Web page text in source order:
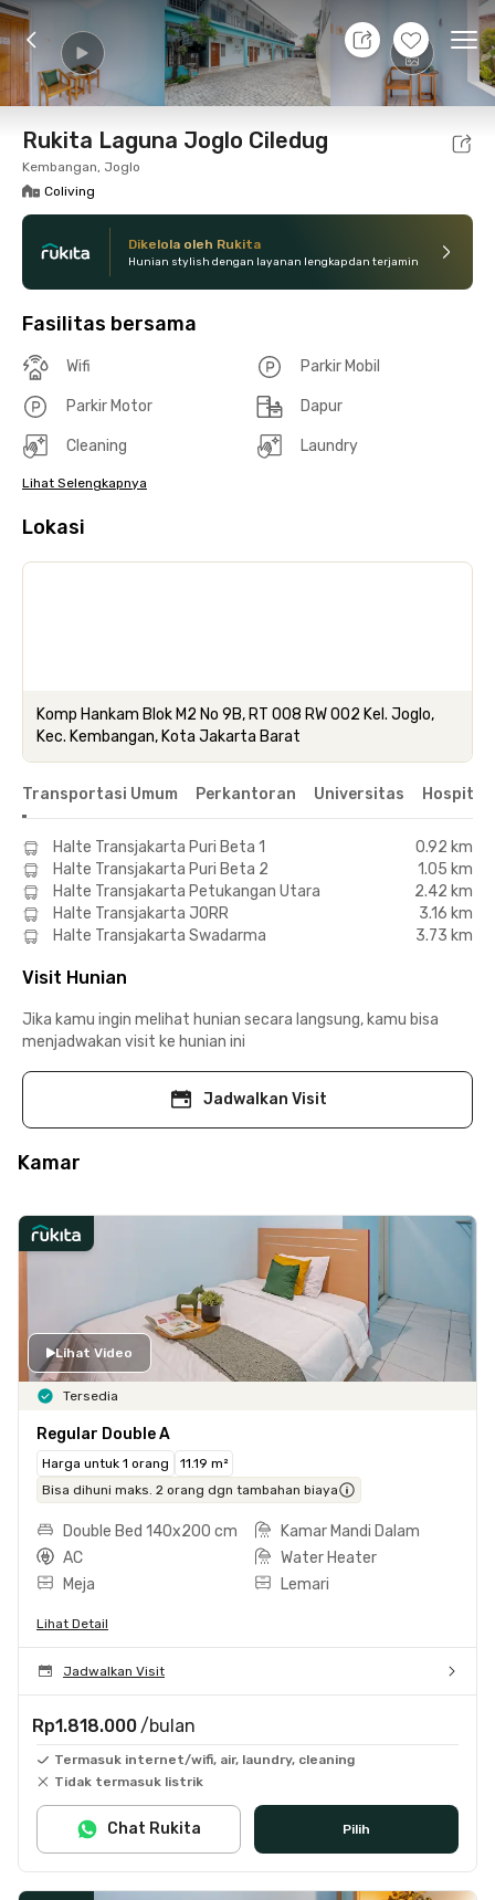
+13
9 Agt 26 - Belum tahu
Foto Fasilitas bersama Lokasi Kamar
Rukita Laguna Joglo Ciledug
Kembangan, Joglo
Coliving
Dikelola oleh Rukita
Hunian stylish dengan layanan lengkap dan terjamin
Fasilitas bersama
Wifi Parkir Mobil
Parkir Motor Dapur
Cleaning Laundry
Lihat Selengkapnya
Lokasi
Komp Hankam Blok M2 No 9B, RT 008 RW 002 Kel. Joglo,
Kec. Kembangan, Kota Jakarta Barat
Transportasi Umum Perkantoran Universitas Hospital
Halte Transjakarta Puri Beta 1
0.92 km
Halte Transjakarta Puri Beta 2
1.05 km
Halte Transjakarta Petukangan Utara
2.42 km
Halte Transjakarta JORR
3.16 km
Halte Transjakarta Swadarma
3.73 km
Visit Hunian
Jika kamu ingin melihat hunian secara langsung, kamu bisa
menjadwakan visit ke hunian ini
Jadwalkan Visit
Kamar
Lihat Video
Tersedia
Regular Double A
Harga untuk 1 orang
11.19 m²
Bisa dihuni maks. 2 orang dgn tambahan biaya
Double Bed 140x200 cm
Kamar Mandi Dalam
AC
Water Heater
Meja
Lemari
Lihat Detail
Jadwalkan Visit
Rp1.818.000 /bulan
Termasuk internet/wifi, air, laundry, cleaning
Tidak termasuk listrik
Pilih
Chat Rukita